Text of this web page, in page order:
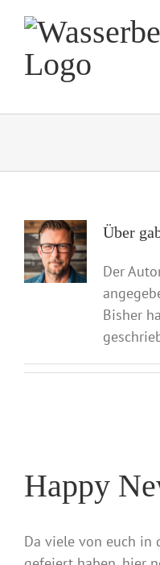
Inhalt
springen
Über
Der
Bisher
Happy
Da viele von euch in